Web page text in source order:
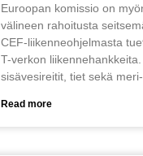
Euroopan komissio on
välineen rahoitusta
CEF-liikenneohjelmasta
T-verkon
sisävesireitit, tiet sekä
Read more